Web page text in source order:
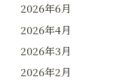
2026年6月
2026年4月
2026年3月
2026年2月